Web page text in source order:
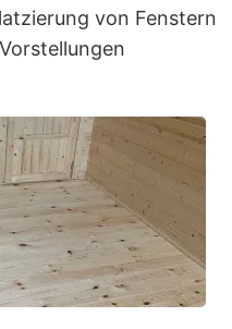
von Fenstern